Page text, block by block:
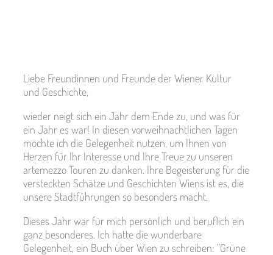
Liebe Freundinnen und Freunde der Wiener Kultur
und Geschichte,
wieder neigt sich ein Jahr dem Ende zu, und was für
ein Jahr es war! In diesen vorweihnachtlichen Tagen
möchte ich die Gelegenheit nutzen, um Ihnen von
Herzen für Ihr Interesse und Ihre Treue zu unseren
artemezzo Touren zu danken. Ihre Begeisterung für die
versteckten Schätze und Geschichten Wiens ist es, die
unsere Stadtführungen so besonders macht.
Dieses Jahr war für mich persönlich und beruflich ein
ganz besonderes. Ich hatte die wunderbare
Gelegenheit, ein Buch über Wien zu schreiben: “Grüne